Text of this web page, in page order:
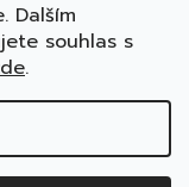
Dalším
souhlas s
.